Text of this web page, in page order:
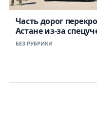
Часть дорог
Астане из-за
БЕЗ РУБРИКИ